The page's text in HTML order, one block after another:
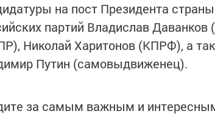
на пост Президента
партий Владислав
Николай Харитонов (КПРФ), а
Путин (самовыдвиженец).
за самым важным и